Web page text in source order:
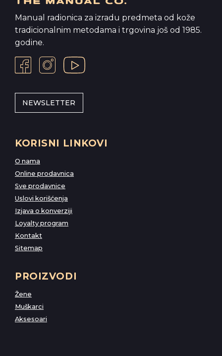
Manual radionica za izradu predmeta od kože
tradicionalnim metodama i trgovina još od 1985.
godine.
NEWSLETTER
KORISNI LINKOVI
O nama
Online prodavnica
Sve prodavnice
Uslovi korišćenja
Izjava o konverziji
Loyalty program
Kontakt
Sitemap
PROIZVODI
Žene
Muškarci
Aksesoari